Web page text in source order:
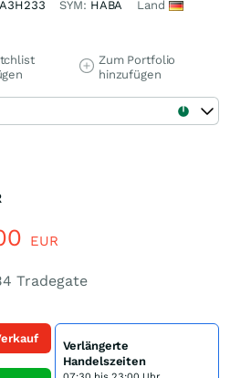
A3H233 SYM: HABA Land
Zum Portfolio
hinzufügen
EUR
Tradegate
Verlängerte
Handelszeiten